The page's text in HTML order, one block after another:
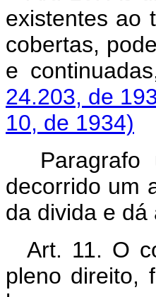
existentes ao
cobertas,
e
24.203, de
10, de 1934)
decorrido um
da divida e
Art. 11. O
pleno direito,